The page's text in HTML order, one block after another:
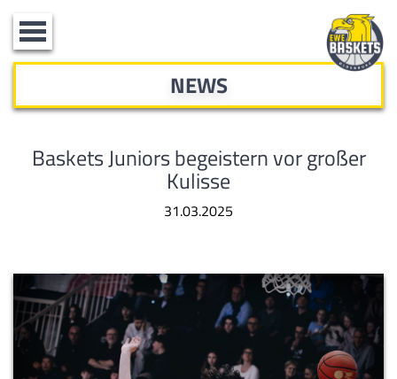
Toggle
navigation
NEWS
Baskets Juniors begeistern vor großer
Kulisse
31.03.2025